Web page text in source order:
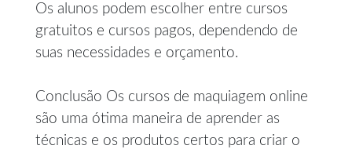
Os alunos podem escolher entre cursos
gratuitos e cursos pagos, dependendo de
suas necessidades e orçamento.
Conclusão Os cursos de maquiagem online
são uma ótima maneira de aprender as
técnicas e os produtos certos para criar o